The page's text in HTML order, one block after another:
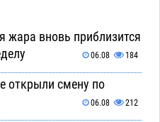
жара вновь приблизится
06.08 184
открыли смену по
06.08 212